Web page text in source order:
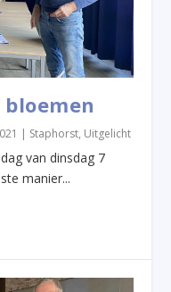
| Staphorst, Uitgelicht
van dinsdag 7
manier...